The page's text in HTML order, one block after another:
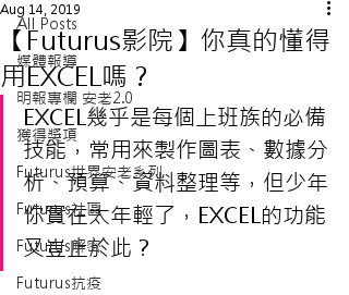
All Posts
媒體報導
明報專欄 安老2.0
獲得獎項
Futurus世界安老系列
Futurus社區
Futurus解密
Futurus抗疫
【Futurus影院】你真的懂得
用EXCEL嗎？
Aug 14, 2019
EXCEL幾乎是每個上班族的必備
技能，常用來製作圖表、數據分
析、預算、資料整理等，但少年
你實在太年輕了，EXCEL的功能
又豈止於此？